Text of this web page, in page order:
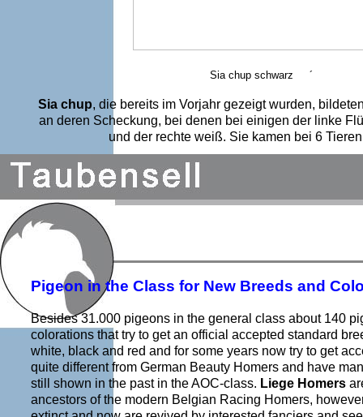
Sia chup
Sia chup, die bereits im Vorjahr gezeigt wurden,
an deren Scheckung, bei denen bei einigen der linke
und der rechte weiß. Sie kamen bei 6
Pigeon in the Class for New Breeds and
Besides 31.000 pigeons in the general class about 140
colorations that try to get an official accepted standard
white, black and red and for some years now try to get
quite different from German Beauty Homers and have
still shown in the past in the AOC-class. Liege Homers
ancestors of the modern Belgian Racing Homers,